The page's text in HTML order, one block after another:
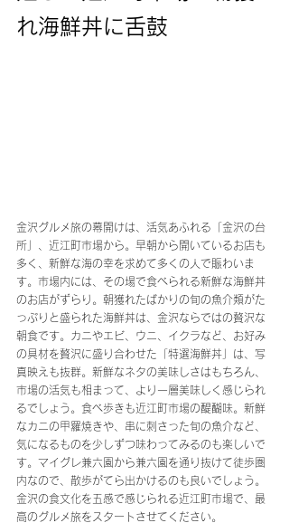
れ海鮮丼に舌鼓
金沢グルメ旅の幕開けは、活気あふれる「金沢の台
所」、近江町市場から。早朝から開いているお店も
多く、新鮮な海の幸を求めて多くの人で賑わいま
す。市場内には、その場で食べられる新鮮な海鮮丼
のお店がずらり。朝獲れたばかりの旬の魚介類がた
っぷりと盛られた海鮮丼は、金沢ならではの贅沢な
朝食です。カニやエビ、ウニ、イクラなど、お好み
の具材を贅沢に盛り合わせた「特選海鮮丼」は、写
真映えも抜群。新鮮なネタの美味しさはもちろん、
市場の活気も相まって、より一層美味しく感じられ
るでしょう。食べ歩きも近江町市場の醍醐味。新鮮
なカニの甲羅焼きや、串に刺さった旬の魚介など、
気になるものを少しずつ味わってみるのも楽しいで
す。マイグレ兼六園から兼六園を通り抜けて徒歩圏
内なので、散歩がてら出かけるのも良いでしょう。
金沢の食文化を五感で感じられる近江町市場で、最
高のグルメ旅をスタートさせてください。